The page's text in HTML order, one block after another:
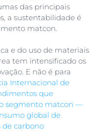
das principais
a sustentabilidade é
matcon.
e do uso de materiais
tem intensificado os
E não é para
Internacional de
que
segmento matcon —
global de
de carbono